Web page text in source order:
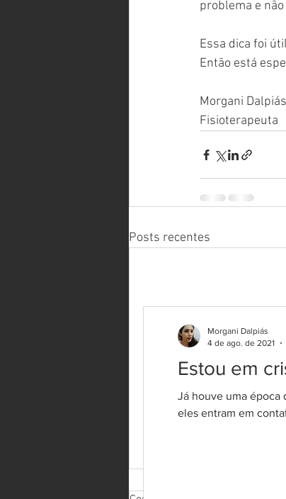
problema e
Essa dica foi
Então está
Morgani Dalpiás
Fisioterapeuta
Posts recentes
Estou em
Já houve uma época
eles entram em
Morgani Dalpiás
4 de ago. de 2021